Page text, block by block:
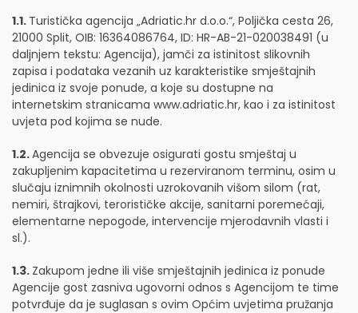
1.1. Turistička agencija „Adriatic.hr d.o.o.“, Poljička cesta 26,
21000 Split, OIB: 16364086764, ID: HR-AB-21-020038491 (u
daljnjem tekstu: Agencija), jamči za istinitost slikovnih
zapisa i podataka vezanih uz karakteristike smještajnih
jedinica iz svoje ponude, a koje su dostupne na
internetskim stranicama www.adriatic.hr, kao i za istinitost
uvjeta pod kojima se nude.
1.2.Agencija se obvezuje osigurati gostu smještaj u
zakupljenim kapacitetima u rezerviranom terminu, osim u
slučaju iznimnih okolnosti uzrokovanih višom silom (rat,
nemiri, štrajkovi, terorističke akcije, sanitarni poremećaji,
elementarne nepogode, intervencije mjerodavnih vlasti i
sl.).
1.3. Zakupom jedne ili više smještajnih jedinica iz ponude
Agencije gost zasniva ugovorni odnos s Agencijom te time
potvrđuje da je suglasan s ovim Općim uvjetima pružanja